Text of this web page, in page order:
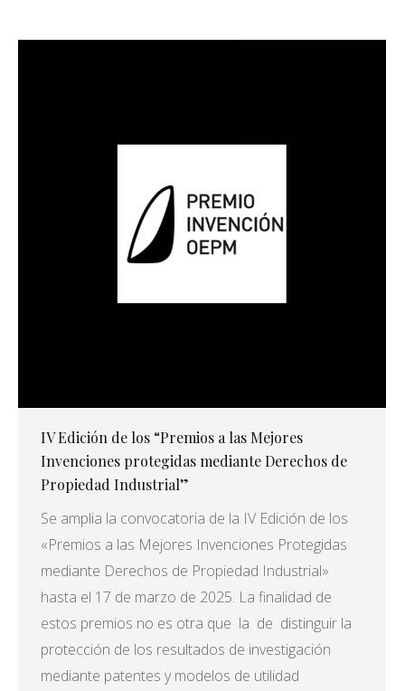
IV Edición de los “Premios a las Mejores
Invenciones protegidas mediante Derechos de
Propiedad Industrial”
Se amplia la convocatoria de la IV Edición de los
«Premios a las Mejores Invenciones Protegidas
mediante Derechos de Propiedad Industrial»
hasta el 17 de marzo de 2025. La finalidad de
estos premios no es otra que la de distinguir la
protección de los resultados de investigación
mediante patentes y modelos de utilidad